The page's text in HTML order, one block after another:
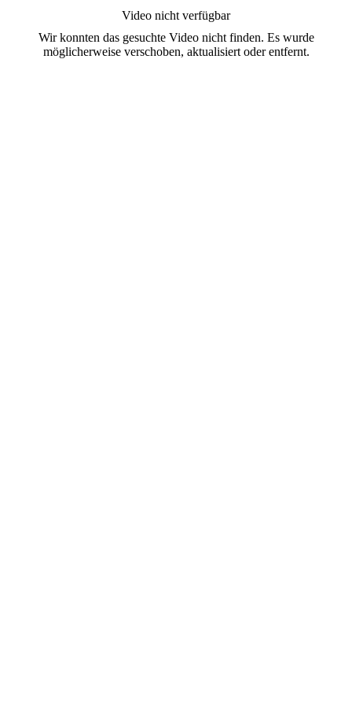
Video nicht verfügbar
Wir konnten das gesuchte Video nicht finden. Es wurde
möglicherweise verschoben, aktualisiert oder entfernt.